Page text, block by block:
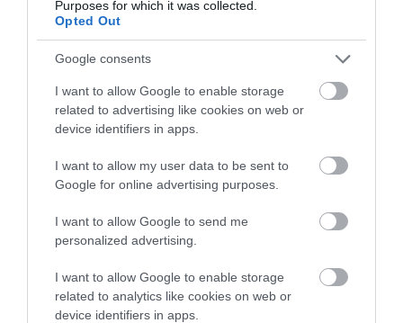
Purposes for which it was collected.
Opted Out
Google consents
I want to allow Google to enable storage
related to advertising like cookies on web or
device identifiers in apps.
I want to allow my user data to be sent to
Google for online advertising purposes.
I want to allow Google to send me
personalized advertising.
I want to allow Google to enable storage
related to analytics like cookies on web or
device identifiers in apps.
ELŐZŐ CIKK